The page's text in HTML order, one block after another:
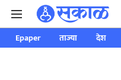
Epaper ताज्या देश